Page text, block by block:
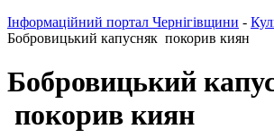
Інформаційний портал Чернігівщини -
Бобровицький капусняк покорив киян
Бобровицький
покорив киян